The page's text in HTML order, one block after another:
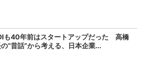
も40年前はスタートアップだった 高橋
“昔話”から考える、日本企業...